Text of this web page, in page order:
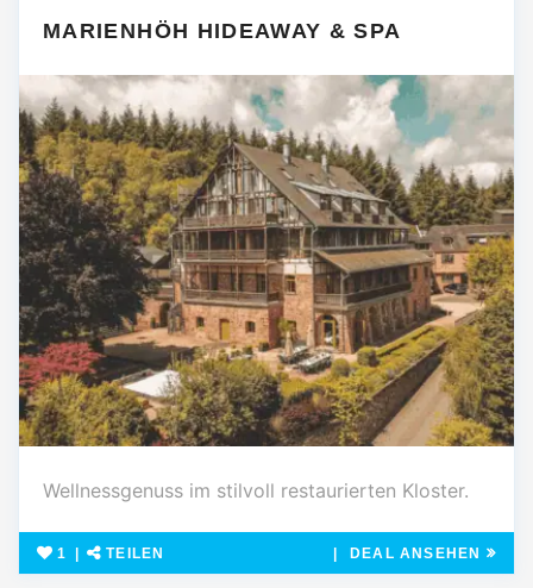
MARIENHÖH HIDEAWAY & SPA
Wellnessgenuss im stilvoll restaurierten Kloster.
1 TEILEN DEAL ANSEHEN